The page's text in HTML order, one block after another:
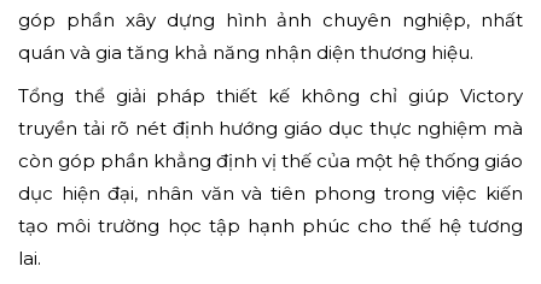
góp phần xây dựng hình ảnh chuyên nghiệp, nhất
quán và gia tăng khả năng nhận diện thương hiệu.
Tổng thể giải pháp thiết kế không chỉ giúp Victory
truyền tải rõ nét định hướng giáo dục thực nghiệm mà
còn góp phần khẳng định vị thế của một hệ thống giáo
dục hiện đại, nhân văn và tiên phong trong việc kiến
tạo môi trường học tập hạnh phúc cho thế hệ tương
lai.